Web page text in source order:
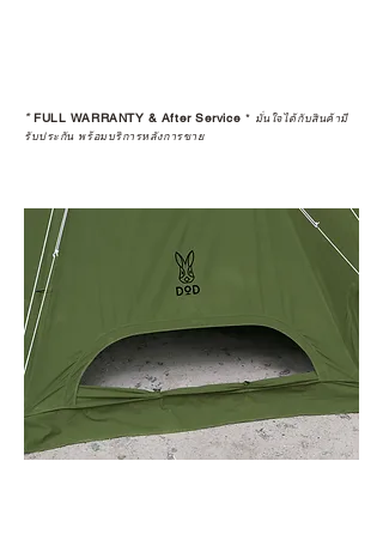
*FULL WARRANTY & After Service * มั่นใจได้กับสินค้ามี
รับประกัน พร้อมบริการหลังการขาย